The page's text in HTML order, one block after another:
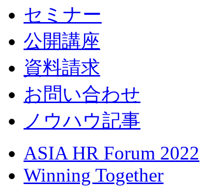
セミナー
公開講座
資料請求
お問い合わせ
ノウハウ記事
ASIA HR Forum 2022
Winning Together